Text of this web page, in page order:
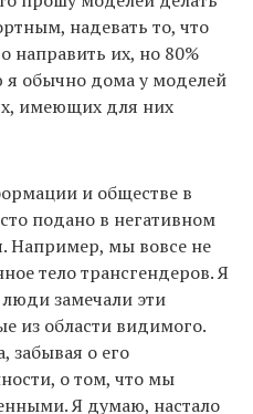
надевать то, что
направить их, но 80%
обычно дома у моделей
имеющих для них
и обществе в
подано в негативном
Например, мы вовсе не
тело трансгендеров. Я
замечали эти
из области видимого.
забывая о его
о том, что мы
Я думаю, настало